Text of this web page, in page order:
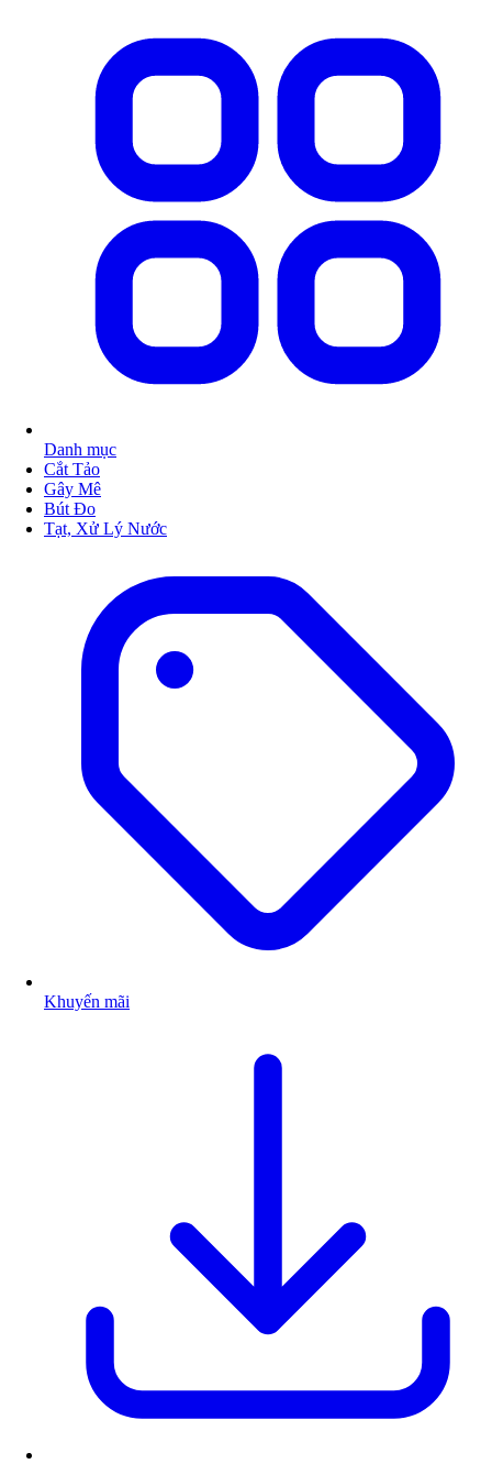
Danh mục
Cắt Tảo
Gây Mê
Bút Đo
Tạt, Xử Lý Nước
Khuyến mãi